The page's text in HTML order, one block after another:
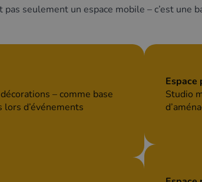
seulement un espace mobile – c’est une
– comme base
d’événements
Espace
Studio